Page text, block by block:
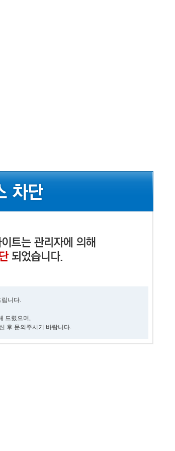
니다.
드렸으며,
후 문의주시기 바랍니다.